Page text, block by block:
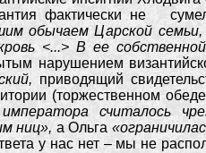
фактически не
обычаем Царской
<...> В ее
нарушением
приводящий
(торжественном
считалось
ниц», а Ольга
у нас нет – мы не